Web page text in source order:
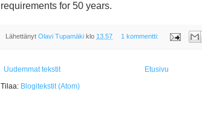
requirements for 50 years.
Lähettänyt Olavi Tupamäki klo 13.57 1 kommentti:
Uudemmat tekstit
Etusivu
Tilaa: Blogitekstit (Atom)